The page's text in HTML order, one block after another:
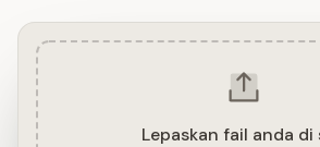
Lepaskan fail anda di